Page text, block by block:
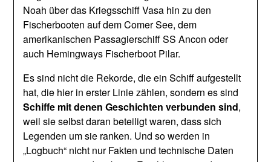
Noah über das Kriegsschiff Vasa hin zu den
Fischerbooten auf dem Comer See, dem
amerikanischen Passagierschiff SS Ancon oder
auch Hemingways Fischerboot Pilar.
Es sind nicht die Rekorde, die ein Schiff aufgestellt
hat, die hier in erster Linie zählen, sondern es sind
Schiffe mit denen Geschichten verbunden sind,
weil sie selbst daran beteiligt waren, dass sich
Legenden um sie ranken. Und so werden in
„Logbuch“ nicht nur Fakten und technische Daten